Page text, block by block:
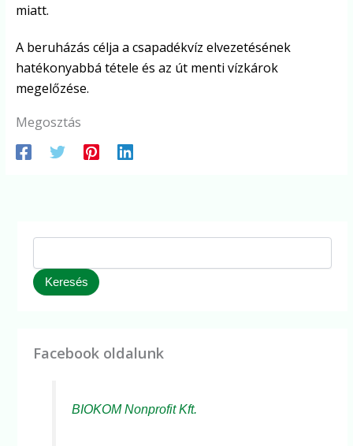
miatt.
A beruházás célja a csapadékvíz elvezetésének
hatékonyabbá tétele és az út menti vízkárok
megelőzése.
Megosztás
Keresés
Facebook oldalunk
BIOKOM Nonprofit Kft.